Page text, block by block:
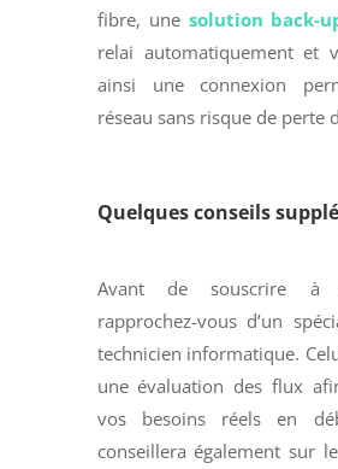
fibre, une solution back-
relai automatiquement et
ainsi une connexion
réseau sans risque de perte
Quelques conseils
Avant de souscrire à
rapprochez-vous d’un
technicien informatique.
une évaluation des flux
vos besoins réels en
conseillera également sur